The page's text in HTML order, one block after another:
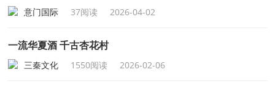
意门国际 37阅读 2026-04-02
一流华夏酒 千古杏花村
三秦文化 1550阅读 2026-02-06